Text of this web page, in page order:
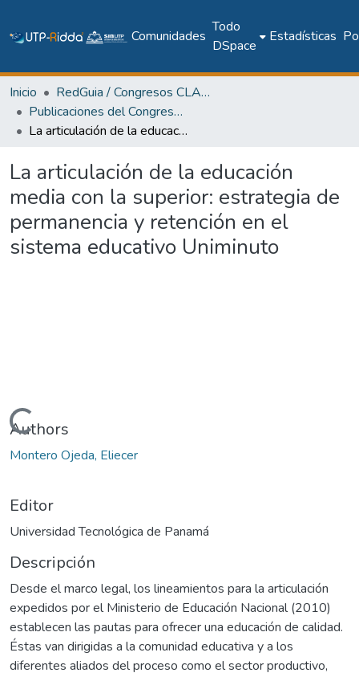
Comunidades
Todo
DSpace
Estadísticas
Inicio
RedGuia / Congresos CLABES
Publicaciones del Congreso Internacional CLABES
La articulación de la educación media con la superior: estrategia de permanencia y retención en el sistema educativo Uniminuto
La articulación de la educación
media con la superior: estrategia de
permanencia y retención en el
sistema educativo Uniminuto
Cargando...
Authors
Montero Ojeda, Eliecer
Editor
Universidad Tecnológica de Panamá
Descripción
Desde el marco legal, los lineamientos para la articulación
expedidos por el Ministerio de Educación Nacional (2010)
establecen las pautas para ofrecer una educación de calidad.
Éstas van dirigidas a la comunidad educativa y a los
diferentes aliados del proceso como el sector productivo,